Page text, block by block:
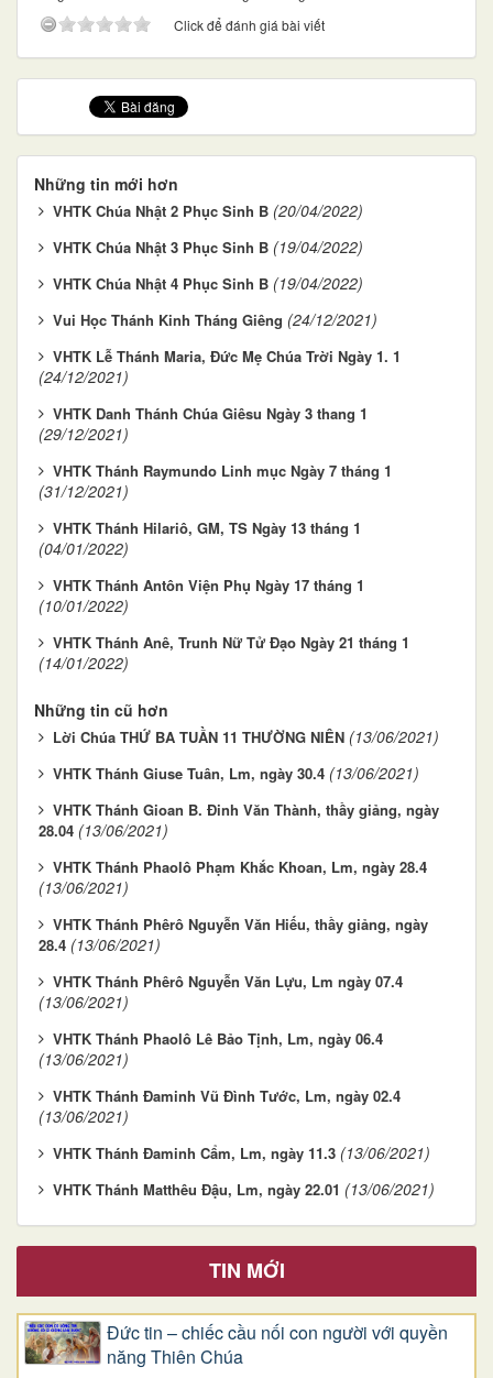
Click để đánh giá bài viết
Những tin mới hơn
VHTK Chúa Nhật 2 Phục Sinh B (20/04/2022)
VHTK Chúa Nhật 3 Phục Sinh B (19/04/2022)
VHTK Chúa Nhật 4 Phục Sinh B (19/04/2022)
Vui Học Thánh Kinh Tháng Giêng (24/12/2021)
VHTK Lễ Thánh Maria, Đức Mẹ Chúa Trời Ngày 1. 1
(24/12/2021)
VHTK Danh Thánh Chúa Giêsu Ngày 3 thang 1
(29/12/2021)
VHTK Thánh Raymundo Linh mục Ngày 7 tháng 1
(31/12/2021)
VHTK Thánh Hilariô, GM, TS Ngày 13 tháng 1
(04/01/2022)
VHTK Thánh Antôn Viện Phụ Ngày 17 tháng 1
(10/01/2022)
VHTK Thánh Anê, Trunh Nữ Tử Đạo Ngày 21 tháng 1
(14/01/2022)
Những tin cũ hơn
Lời Chúa THỨ BA TUẦN 11 THƯỜNG NIÊN (13/06/2021)
VHTK Thánh Giuse Tuân, Lm, ngày 30.4 (13/06/2021)
VHTK Thánh Gioan B. Đinh Văn Thành, thầy giảng, ngày
28.04 (13/06/2021)
VHTK Thánh Phaolô Phạm Khắc Khoan, Lm, ngày 28.4
(13/06/2021)
VHTK Thánh Phêrô Nguyễn Văn Hiếu, thầy giảng, ngày
28.4 (13/06/2021)
VHTK Thánh Phêrô Nguyễn Văn Lựu, Lm ngày 07.4
(13/06/2021)
VHTK Thánh Phaolô Lê Bảo Tịnh, Lm, ngày 06.4
(13/06/2021)
VHTK Thánh Ðaminh Vũ Ðình Tước, Lm, ngày 02.4
(13/06/2021)
VHTK Thánh Ðaminh Cẩm, Lm, ngày 11.3 (13/06/2021)
VHTK Thánh Matthêu Ðậu, Lm, ngày 22.01 (13/06/2021)
TIN MỚI
Đức tin – chiếc cầu nối con người với quyền
năng Thiên Chúa